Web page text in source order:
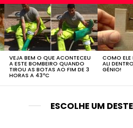
VEJA BEM O QUE ACONTECEU
A ESTE BOMBEIRO QUANDO
TIROU AS BOTAS AO FIM DE 3
HORAS A 43ºC
COMO ELE
ALI
GÉNIO!
ESCOLHE UM